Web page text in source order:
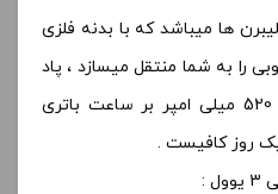
لاین کالیبرن ها میباشد که با بدنه فلزی
را به شما منتقل میسازد ، پاد
سیستم ای کی 3 یوول دارای 520 میلی امپر بر ساعت باتری
روز کافیست .
: